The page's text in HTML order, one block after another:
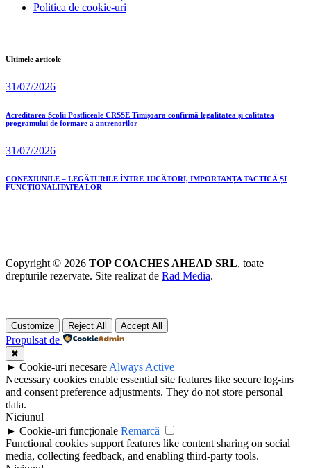
Politica de cookie-uri
Ultimele articole
31/07/2026
Acreditarea Școlii Postliceale CRSSE Timișoara confirmă legalitatea și calitatea
programului de formare a antrenorilor
31/07/2026
CONEXIUNILE – LEGĂTURILE ÎNTRE JUCĂTORI, IMPORTANȚA TACTICĂ ȘI
FUNCȚIONALITATEA LOR
Copyright © 2026 TOP COACHES AHEAD SRL, toate
drepturile rezervate. Site realizat de Rad Media.
Customize Reject All Accept All
Propulsat de
✖
► Cookie-uri necesare Always Active
Necessary cookies enable essential site features like secure log-ins
and consent preference adjustments. They do not store personal
data.
Niciunul
► Cookie-uri funcționale Remarcă
Functional cookies support features like content sharing on social
media, collecting feedback, and enabling third-party tools.